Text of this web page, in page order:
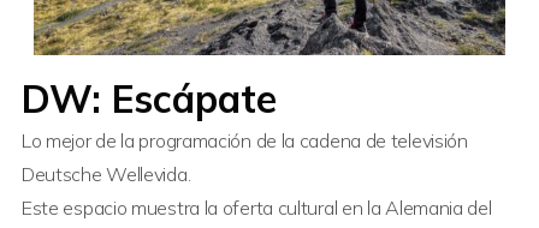
DW: Escápate
Lo mejor de la programación de la cadena de televisión
Deutsche Wellevida.
Este espacio muestra la oferta cultural en la Alemania del